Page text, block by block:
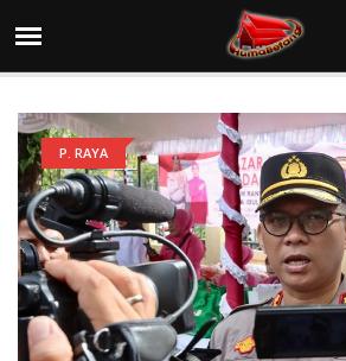
P. RAYA